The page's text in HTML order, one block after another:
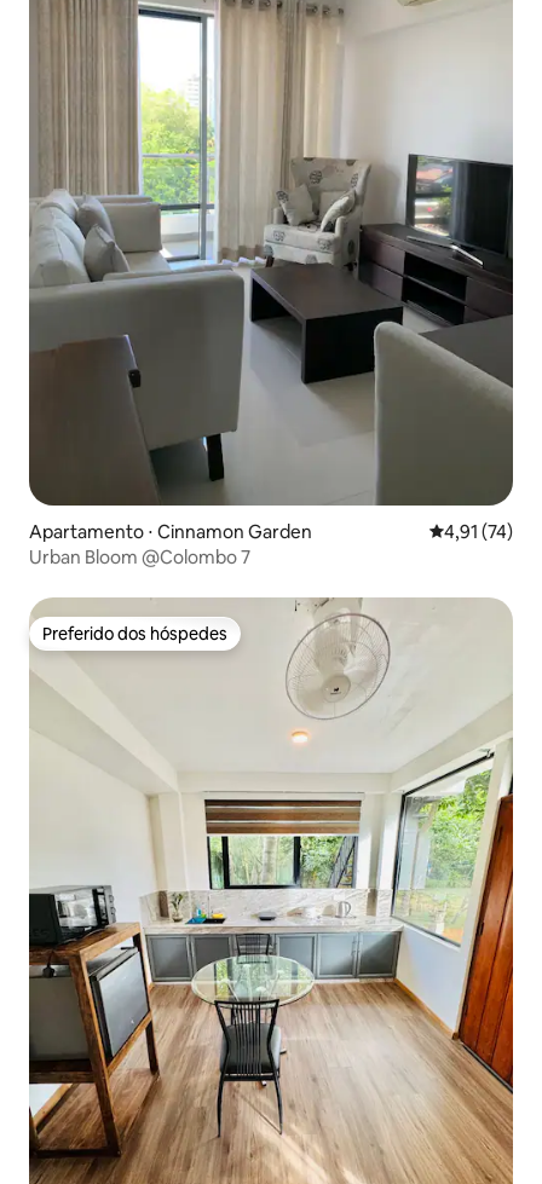
Apartamento ⋅ Cinnamon Garden 4,91 de uma
4,91 (74)
Urban Bloom @Colombo 7
Preferido dos hóspedes
Preferido dos hóspedes